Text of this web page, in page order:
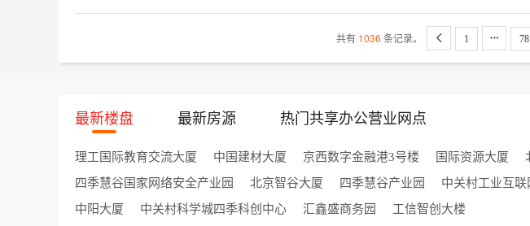
共有 1036 条记录。  1  78
最新楼盘 最新房源 热门共享办公营业网点
理工国际教育交流大厦 中国建材大厦 京西数字金融港3号楼 国际资源大厦
四季慧谷国家网络安全产业园
北京智谷大厦 四季慧谷产业园 中关村工业互联
中阳大厦
中关村科学城四季科创中心 汇鑫盛商务园 工信智创大楼